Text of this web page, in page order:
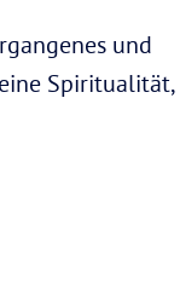
und
Spiritualität,